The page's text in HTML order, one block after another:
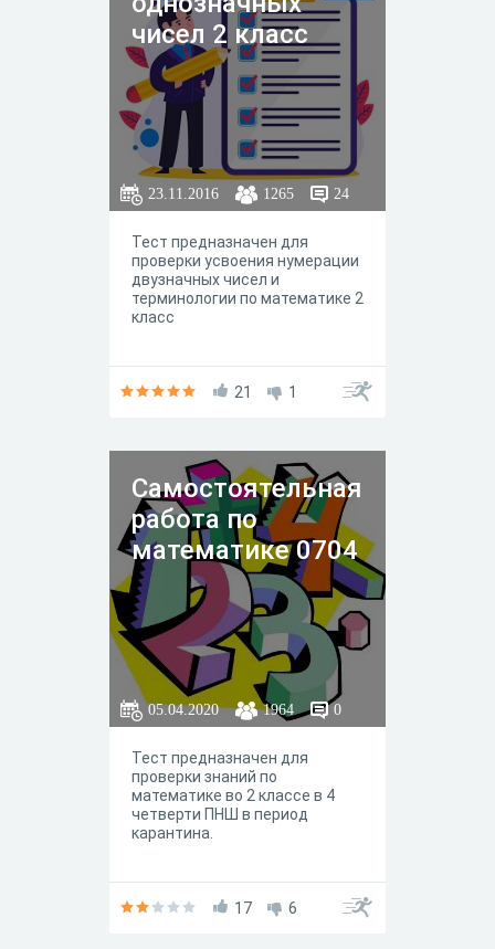
чисел 2 класс
23.11.2016 1265 24
Тест предназначен для
проверки усвоения нумерации
двузначных чисел и
терминологии по математике 2
класс
21 1
Самостоятельная
работа по
математике 0704
05.04.2020 1964 0
Тест предназначен для
проверки знаний по
математике во 2 классе в 4
четверти ПНШ в период
карантина.
17 6